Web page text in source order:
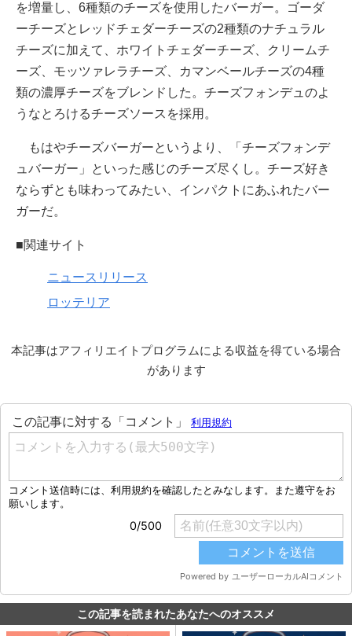
を増量し、6種類のチーズを使用したバーガー。ゴーダ
ーチーズとレッドチェダーチーズの2種類のナチュラル
チーズに加えて、ホワイトチェダーチーズ、クリームチ
ーズ、モッツァレラチーズ、カマンベールチーズの4種
類の濃厚チーズをブレンドした。チーズフォンデュのよ
うなとろけるチーズソースを採用。
もはやチーズバーガーというより、「チーズフォンデ
ュバーガー」といった感じのチーズ尽くし。チーズ好き
ならずとも味わってみたい、インパクトにあふれたバー
ガーだ。
■関連サイト
ニュースリリース
ロッテリア
本記事はアフィリエイトプログラムによる収益を得ている場合
があります
この記事を読まれたあなたへのオススメ